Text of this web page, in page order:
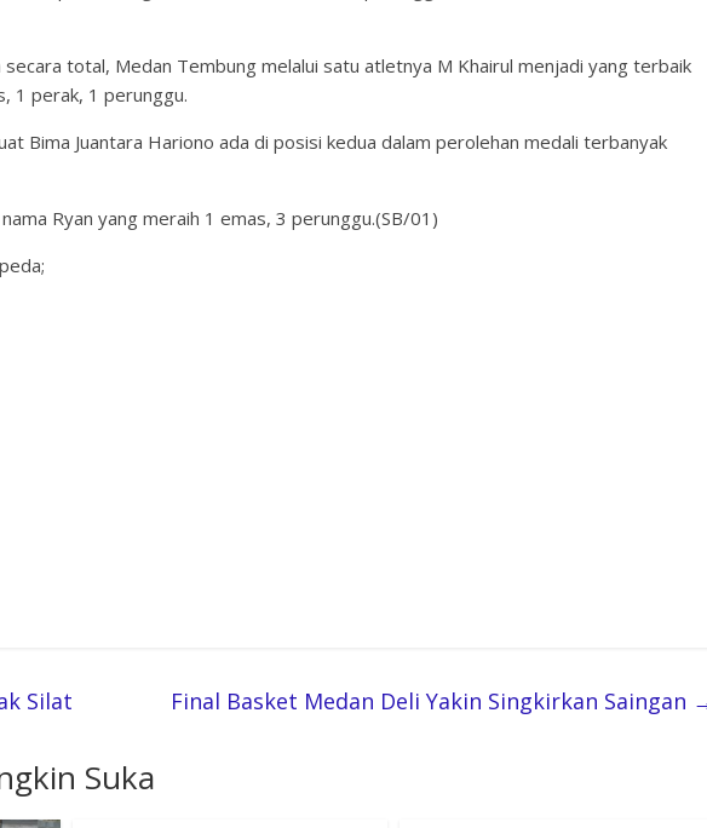
total, Medan Tembung melalui satu atletnya M Khairul menjadi yang terbaik
1 perak, 1 perunggu.
Bima Juantara Hariono ada di posisi kedua dalam perolehan medali terbanyak
Ryan yang meraih 1 emas, 3 perunggu.(SB/01)
Silat Final Basket Medan Deli Yakin Singkirkan Saingan
Suka